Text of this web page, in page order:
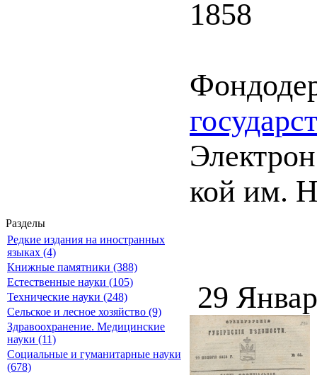
Разделы
Редкие издания на иностранных
языках (4)
Книжные памятники (388)
Естественные науки (105)
Технические науки (248)
Сельское и лесное хозяйство (9)
Здравоохранение. Медицинские
науки (11)
Социальные и гуманитарные науки
(678)
1858
кой им.
29